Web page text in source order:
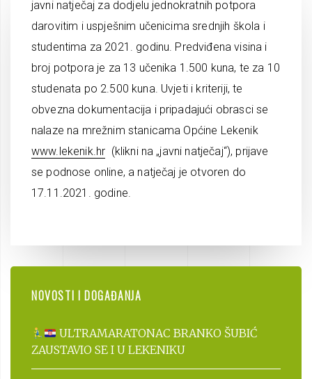
javni natječaj za dodjelu jednokratnih potpora
darovitim i uspješnim učenicima srednjih škola i
studentima za 2021. godinu. Predviđena visina i
broj potpora je za 13 učenika 1.500 kuna, te za 10
studenata po 2.500 kuna. Uvjeti i kriteriji, te
obvezna dokumentacija i pripadajući obrasci se
nalaze na mrežnim stanicama Općine Lekenik
www.lekenik.hr (klikni na „javni natječaj“), prijave
se podnose online, a natječaj je otvoren do
17.11.2021. godine.
NOVOSTI I DOGAĐANJA
ULTRAMARATONAC BRANKO ŠUBIĆ
ZAUSTAVIO SE I U LEKENIKU